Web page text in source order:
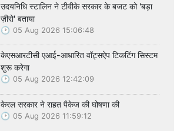
उदयनिधि स्टालिन ने टीवीके सरकार के बजट को 'बड़ा
ज़ीरो' बताया
05 Aug 2026 15:06:48
केएसआरटीसी एआई-आधारित वॉट्सऐप टिकटिंग सिस्टम
शुरू करेगा
05 Aug 2026 12:42:09
केरल सरकार ने राहत पैकेज की घोषणा की
05 Aug 2026 11:59:12